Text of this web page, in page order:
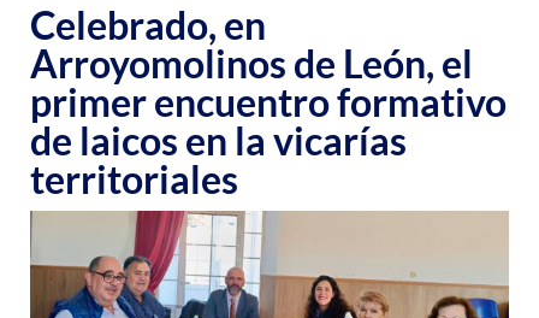
Celebrado, en
Arroyomolinos de León, el
primer encuentro formativo
de laicos en la vicarías
territoriales